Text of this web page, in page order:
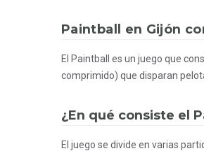
Paintball en Gijón
El Paintball es un juego que
comprimido) que disparan
¿En qué consiste el
El juego se divide en varias